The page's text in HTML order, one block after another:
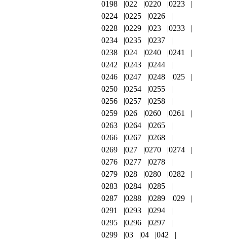
0198
022 0220
0223
0224
0225
0226
0228
0229 023
0233
0234
0235
0237
0238
024 0240
0241
0242
0243
0244
0246
0247 0248
025
0250
0254
0255
0256
0257
0258
0259
026 0260
0261
0263
0264
0265
0266
0267
0268
0269
027 0270
0274
0276
0277
0278
0279
028 0280
0282
0283
0284
0285
0287
0288 0289
029
0291
0293
0294
0295
0296
0297
0299
03 04
042